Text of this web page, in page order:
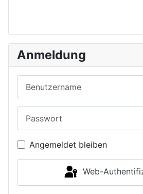
Anmeldung
Angemeldet bleiben
Web-